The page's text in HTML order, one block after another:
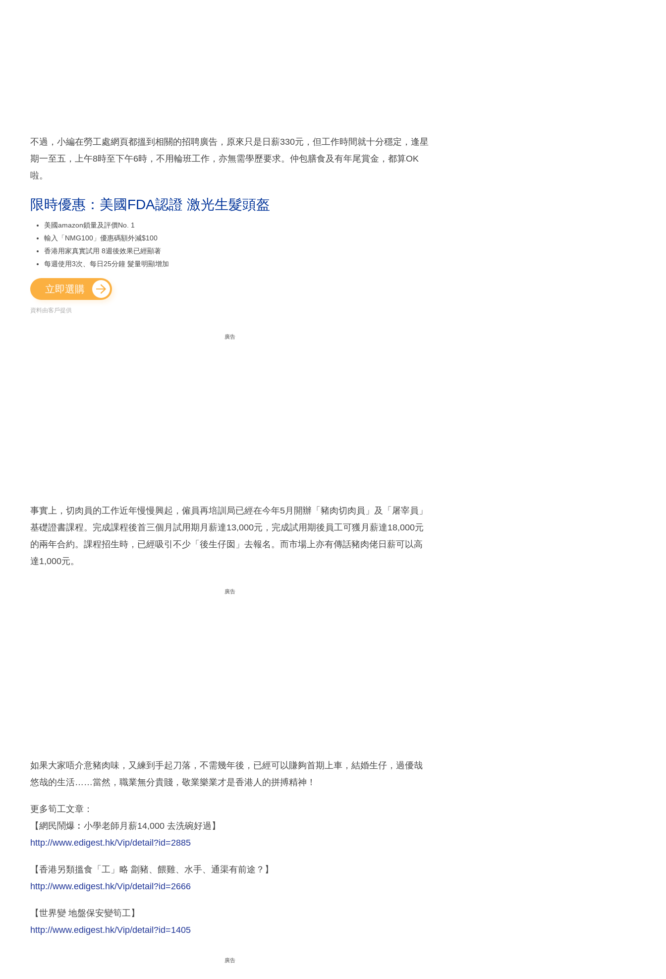
不過，小編在勞工處網頁都搵到相關的招聘廣告，原來只是日薪330元，但工作時間就十分穩定，逢星
期一至五，上午8時至下午6時，不用輪班工作，亦無需學歷要求。仲包膳食及有年尾賞金，都算OK
啦。
限時優惠：美國FDA認證 激光生髮頭盔
美國amazon鎖量及評價No. 1
輸入「NMG100」優惠碼額外減$100
香港用家真實試用 8週後效果已經顯著
每週使用3次、每日25分鐘 髮量明顯增加
立即選購
資料由客戶提供
廣告
事實上，切肉員的工作近年慢慢興起，僱員再培訓局已經在今年5月開辦「豬肉切肉員」及「屠宰員」
基礎證書課程。完成課程後首三個月試用期月薪達13,000元，完成試用期後員工可獲月薪達18,000元
的兩年合約。課程招生時，已經吸引不少「後生仔囡」去報名。而市場上亦有傳話豬肉佬日薪可以高
達1,000元。
廣告
如果大家唔介意豬肉味，又練到手起刀落，不需幾年後，已經可以賺夠首期上車，結婚生仔，過優哉
悠哉的生活……當然，職業無分貴賤，敬業樂業才是香港人的拼搏精神！
更多筍工文章：
【網民鬧爆︰小學老師月薪14,000 去洗碗好過】
http://www.edigest.hk/Vip/detail?id=2885
【香港另類搵食「工」略 劏豬、餵雞、水手、通渠有前途？】
http://www.edigest.hk/Vip/detail?id=2666
【世界變 地盤保安變筍工】
http://www.edigest.hk/Vip/detail?id=1405
廣告